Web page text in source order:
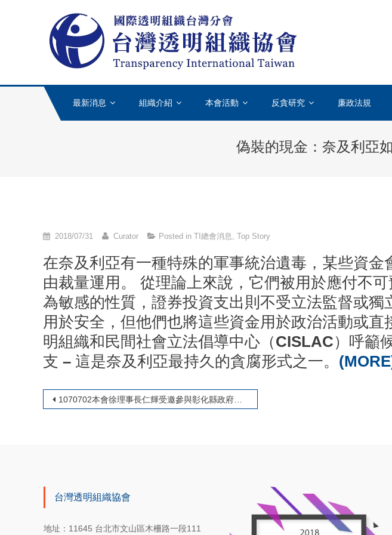
台灣透明組織
國際上唯一專門致
最新消息 組織介紹 本會活動 反貪研究 廉政法規
偽裝的現金：奈及利亞
2018/07/31 Curator Posted in TI總會消息, Top Story
在奈及利亞有一種特殊的軍事統治遺毒，某些資
由裁量運用。 從理論上來說，它們被用於應付不
為敏感的性質，證券投資支出則不受立法監督或
用於安全，但他們也將這些資金用於政治活動或
明組織和民間社會立法倡導中心（CISLAC）呼籲
支 – 這是奈及利亞最持久的貪腐形式之一。
文章導覽
1070702本會徐理事長仁輝受邀參與彰化縣政府及彰化地檢署舉辦 「綠能首都、風光大縣」企業誠信宣言簽署儀式暨座談會
台灣透明組織協會
地址：11645 台北市文山區木柵路一段111